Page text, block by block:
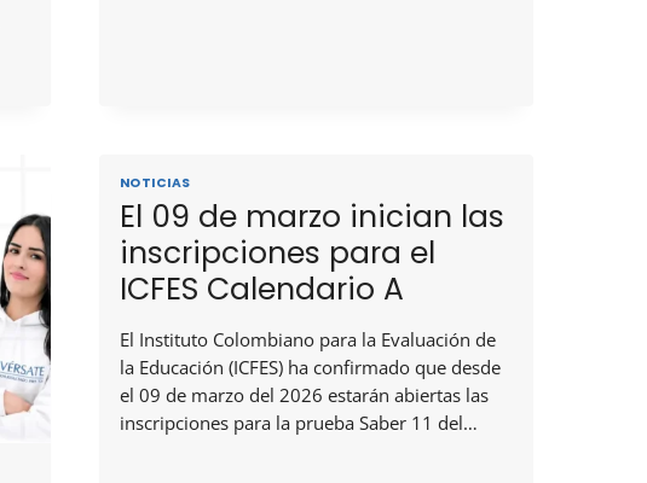
NOTICIAS
El 09 de marzo inician las
inscripciones para el
ICFES Calendario A
El Instituto Colombiano para la Evaluación de
la Educación (ICFES) ha confirmado que desde
el 09 de marzo del 2026 estarán abiertas las
inscripciones para la prueba Saber 11 del…